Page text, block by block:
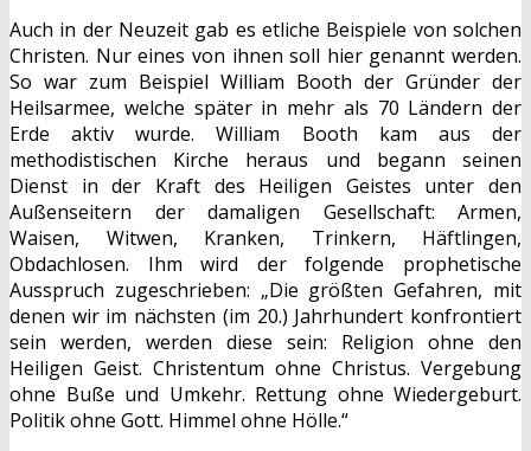
Auch in der Neuzeit gab es etliche Beispiele von solchen
Christen. Nur eines von ihnen soll hier genannt werden.
So war zum Beispiel William Booth der Gründer der
Heilsarmee, welche später in mehr als 70 Ländern der
Erde aktiv wurde. William Booth kam aus der
methodistischen Kirche heraus und begann seinen
Dienst in der Kraft des Heiligen Geistes unter den
Außenseitern der damaligen Gesellschaft: Armen,
Waisen, Witwen, Kranken, Trinkern, Häftlingen,
Obdachlosen. Ihm wird der folgende prophetische
Ausspruch zugeschrieben: „Die größten Gefahren, mit
denen wir im nächsten (im 20.) Jahrhundert konfrontiert
sein werden, werden diese sein: Religion ohne den
Heiligen Geist. Christentum ohne Christus. Vergebung
ohne Buße und Umkehr. Rettung ohne Wiedergeburt.
Politik ohne Gott. Himmel ohne Hölle.“